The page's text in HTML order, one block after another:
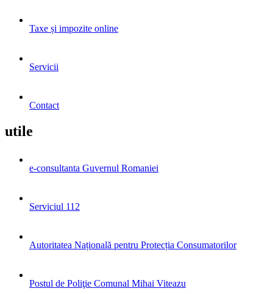
Taxe și impozite online
Servicii
Contact
utile
e-consultanta Guvernul Romaniei
Serviciul 112
Autoritatea Națională pentru Protecția Consumatorilor
Postul de Poliţie Comunal Mihai Viteazu